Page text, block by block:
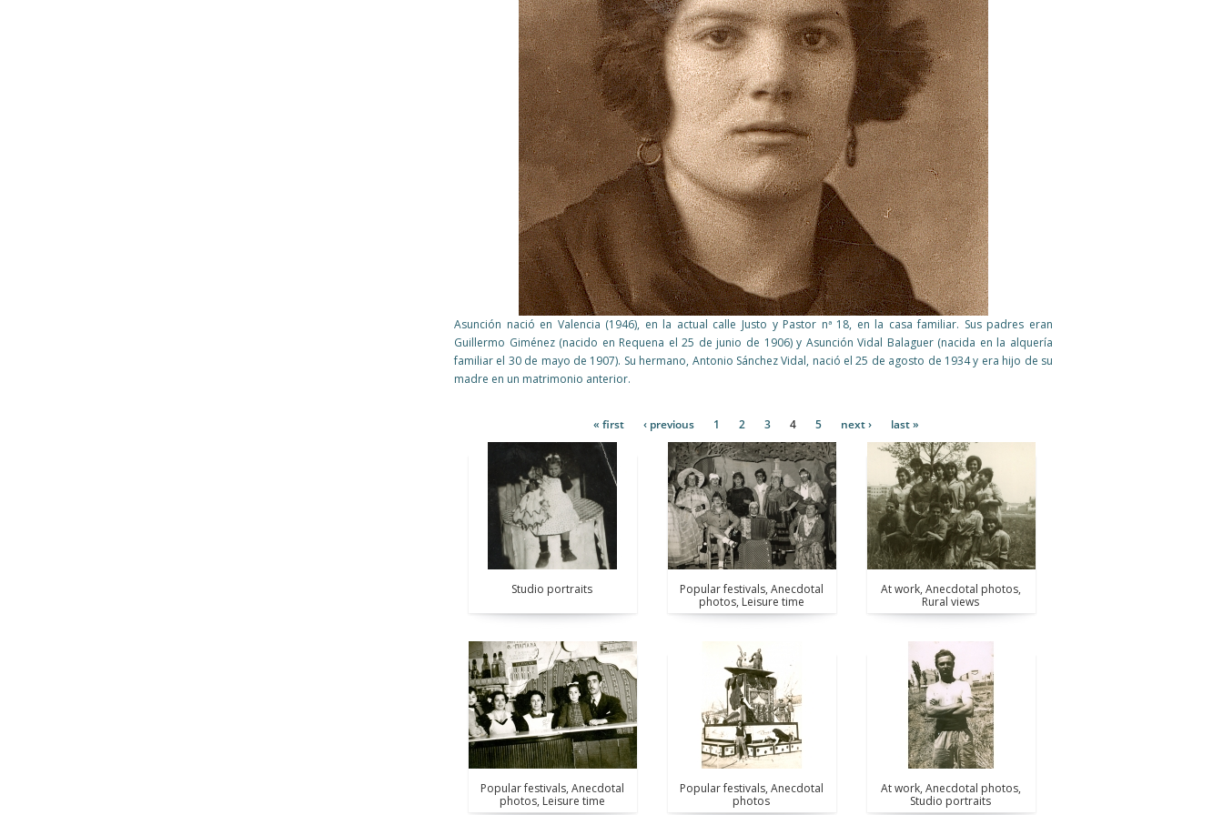
Asunción nació en Valencia (1946), en la actual calle Justo y Pastor nª 18, en la casa familiar. Sus padres eran
Guillermo Giménez (nacido en Requena el 25 de junio de 1906) y Asunción Vidal Balaguer (nacida en la alquería
familiar el 30 de mayo de 1907). Su hermano, Antonio Sánchez Vidal, nació el 25 de agosto de 1934 y era hijo de su
madre en un matrimonio anterior.
« first ‹ previous 1 2 3 4 5 next › last »
Studio portraits
Popular festivals, Anecdotal
photos, Leisure time
At work, Anecdotal photos,
Rural views
Popular festivals, Anecdotal
photos, Leisure time
Popular festivals, Anecdotal
photos
At work, Anecdotal photos,
Studio portraits